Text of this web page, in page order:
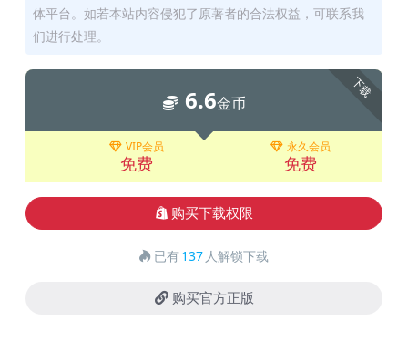
体平台。如若本站内容侵犯了原著者的合法权益，可联系我
们进行处理。
下载
6.6金币
VIP会员
免费
永久会员
免费
购买下载权限
已有137 人解锁下载
购买官方正版